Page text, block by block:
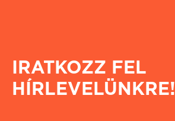
IRATKOZZ FEL
HÍRLEVELÜNKRE!